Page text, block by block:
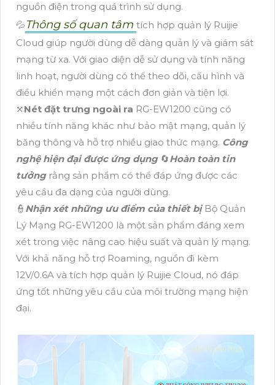
nguồn điện trong quá trình sử dụng.
💦 Thông số quan tâm tích hợp quản lý Ruijie
Cloud giúp người dùng dễ dàng quản lý và giám sát
mạng từ xa. Với giao diện dễ sử dụng và tính năng
linh hoạt, người dùng có thể theo dõi, cấu hình và
điều khiển mạng một cách đơn giản và tiện lợi.
⤧Nét đặt trưng ngoài ra RG-EW1200 cũng có
nhiều tính năng khác như bảo mật mạng, quản lý
băng thông và hỗ trợ nhiều giao thức mạng. Công
nghệ hiện đại được ứng dụng🔄Hoàn toàn tin
tưởngrằng sản phẩm có thể đáp ứng được các
yêu cầu đa dạng của người dùng.
👮 Nhận xét những ưu điểm của thiết bị Bộ Quản
Lý Mạng RG-EW1200 là một sản phẩm đáng xem
xét trong việc nâng cao hiệu suất và quản lý mạng.
Với khả năng hỗ trợ Roaming, nguồn đi kèm
12V/0.6A và tích hợp quản lý Ruijie Cloud, nó đáp
ứng tốt những yêu cầu của môi trường mạng hiện
đại.